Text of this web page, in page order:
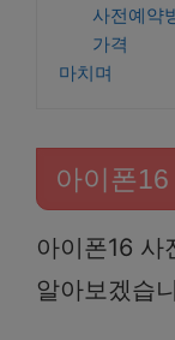
사전예약
가격
마치며
아이폰16
아이폰16 사
알아보겠습